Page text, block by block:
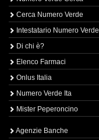
Cerca Numero Verde
Intestatario Numero Verde
Di chi è?
Elenco Farmaci
Onlus Italia
Numero Verde Ita
Mister Peperoncino
Agenzie Banche